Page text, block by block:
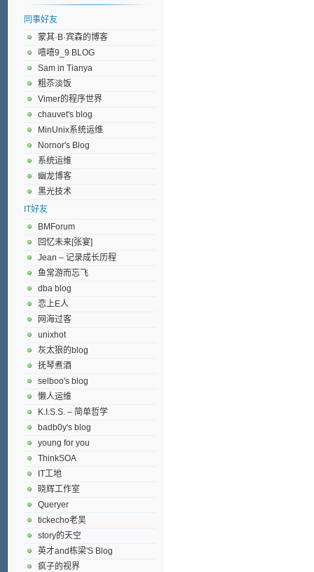
同事好友
蒙其·B·宾森的博客
嘻嘻9_9 BLOG
Sam in Tianya
粗苶淡饭
Vimer的程序世界
chauvet's blog
MinUnix系统运维
Nornor's Blog
系统运维
幽龙博客
黑光技术
IT好友
BMForum
回忆未来[张宴]
Jean – 记录成长历程
鱼常游而忘飞
dba blog
恋上E人
网海过客
unixhot
灰太狼的blog
抚琴煮酒
selboo's blog
懒人运维
K.I.S.S. – 简单哲学
badb0y's blog
young for you
ThinkSOA
IT工地
晓辉工作室
Queryer
tickecho老吴
story的天空
英才and栋梁'S Blog
疯子的视界